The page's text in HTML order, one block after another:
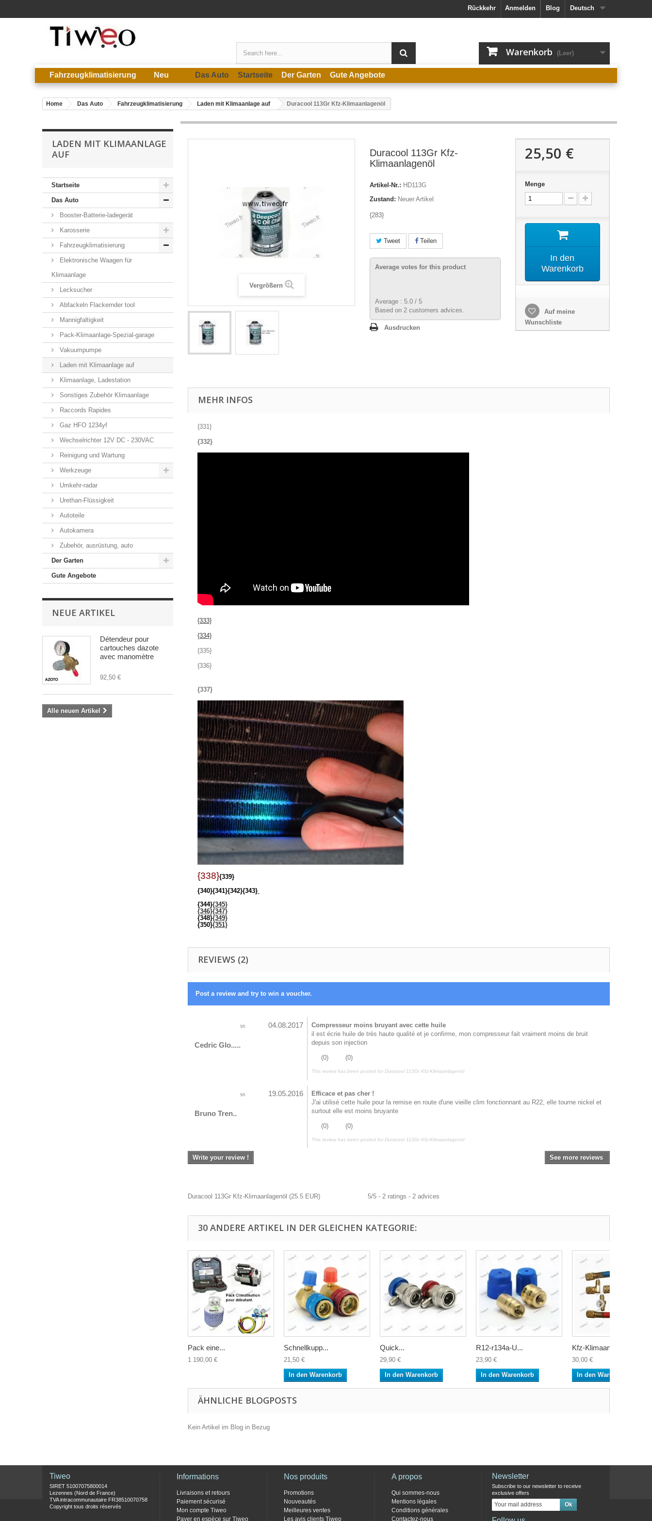
Deutsch
Blog
Anmelden
Rückkehr
Warenkorb (Leer)
Fahrzeugklimatisierung Neu Das Auto Startseite Der Garten Gute Angebote
Home Das Auto Fahrzeugklimatisierung Laden mit Klimaanlage auf Duracool 113Gr Kfz-Klimaanlagenöl
LADEN MIT KLIMAANLAGE
AUF
Startseite
Das Auto
Booster-Batterie-ladegerät
Karosserie
Fahrzeugklimatisierung
Elektronische Waagen für
Klimaanlage
Lecksucher
Abfackeln Flackernder tool
Mannigfaltigkeit
Pack-Klimaanlage-Spezial-garage
Vakuumpumpe
Laden mit Klimaanlage auf
Klimaanlage, Ladestation
Sonstiges Zubehör Klimaanlage
Raccords Rapides
Gaz HFO 1234yf
Wechselrichter 12V DC - 230VAC
Reinigung und Wartung
Werkzeuge
Umkehr-radar
Urethan-Flüssigkeit
Autoteile
Autokamera
Zubehör, ausrüstung, auto
Der Garten
Gute Angebote
NEUE ARTIKEL
Détendeur pour
cartouches dazote
avec manomètre
92,50 €
Alle neuen Artikel
Vergrößern
Duracool 113Gr Kfz-
Klimaanlagenöl
Artikel-Nr.: HD113G
Zustand: Neuer Artikel
{283}
Tweet Teilen
Average votes for this product
Average : 5.0 / 5
Based on 2 customers advices.
Ausdrucken
25,50 €
Menge
In den
Warenkorb
Auf meine
Wunschliste
MEHR INFOS
{331}
{332}
{333}
{334}
{335}
{336}
{337}
{338}{339}
{340}{341}{342}{343}
{344}{345}
{346}{347}
{348}{349}
{350}{351}
REVIEWS (2)
Post a review and try to win a voucher.
5/5 04.08.2017
Cedric Glo.....
Compresseur moins bruyant avec cette huile
il est écrie huile de très haute qualité et je confirme, mon compresseur fait vraiment moins de bruit
depuis son injection
(0) (0)
This review has been posted forDuracool 113Gr Kfz-Klimaanlagenöl
5/5 19.05.2016
Bruno Tren..
Efficace et pas cher !
J'ai utilisé cette huile pour la remise en route d'une vieille clim fonctionnant au R22, elle tourne nickel et
surtout elle est moins bruyante
(0) (0)
This review has been posted forDuracool 113Gr Kfz-Klimaanlagenöl
Write your review ! See more reviews
Duracool 113Gr Kfz-Klimaanlagenöl (25.5 EUR) 5/5 - 2 ratings - 2 advices
30 ANDERE ARTIKEL IN DER GLEICHEN KATEGORIE:
Pack eine...
1 190,00 €
Schnellkupp...
21,50 €
In den Warenkorb
Quick...
29,90 €
In den Warenkorb
R12-r134a-U...
23,90 €
In den Warenkorb
Kfz-Klimaan...
30,00 €
In den Warenkorb
ÄHNLICHE BLOGPOSTS
Kein Artikel im Blog in Bezug
Tiweo
SIRET 51007075800014
Lezennes (Nord de France)
TVA intracommunautaire FR38510070758
Copyright tous droits réservés
Informations
Livraisons et retours
Paiement sécurisé
Mon compte Tiweo
Payer en espèce sur Tiweo
Nos produits
Promotions
Nouveautés
Meilleures ventes
Les avis clients Tiweo
A propos
Qui sommes-nous
Mentions légales
Conditions générales
Contactez-nous
Newsletter
Subscribe to our newsletter to receive
exclusive offers